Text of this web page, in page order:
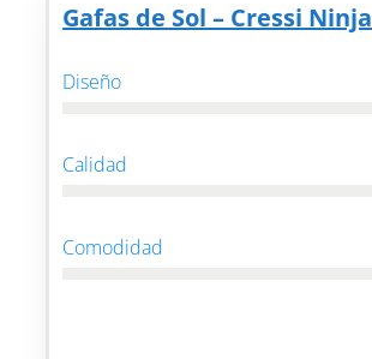
Gafas de Sol – Cressi Ninja
Diseño
Calidad
Comodidad